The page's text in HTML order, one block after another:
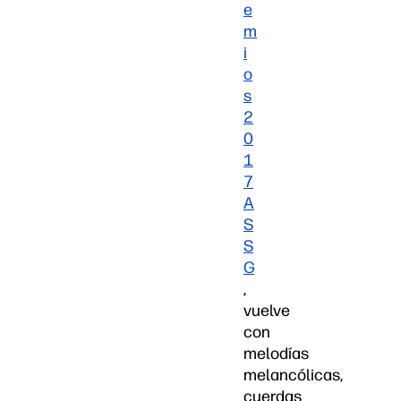
e
m
i
o
s
2
0
1
7
A
S
S
G
,
vuelve
con
melodías
melancólicas,
cuerdas